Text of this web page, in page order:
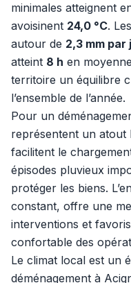
minimales atteignent
avoisinent 24,0 °C.
autour de 2,3 mm par
atteint 8 h en
territoire un équilibre
l’ensemble de l’année.
Pour un
représentent un atout
facilitent le
épisodes pluvieux
protéger les biens.
constant, offre une
interventions et
confortable des
Le climat local est un
déménagement à